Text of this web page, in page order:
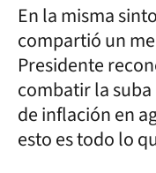
En la misma
compartió un
Presidente
combatir la suba
de inflación en
esto es todo lo